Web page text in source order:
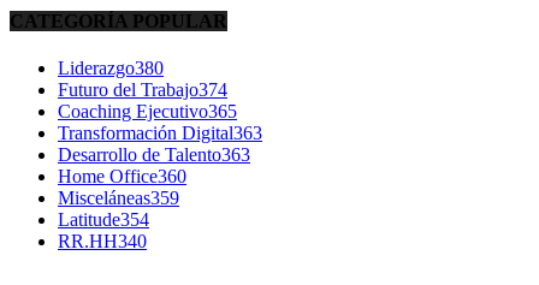
CATEGORÍA POPULAR
Liderazgo380
Futuro del Trabajo374
Coaching Ejecutivo365
Transformación Digital363
Desarrollo de Talento363
Home Office360
Misceláneas359
Latitude354
RR.HH340